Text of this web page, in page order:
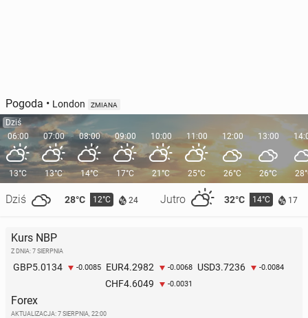
Pogoda • London ZMIANA
Dziś
06:00
13°C
Dziś 28°C 12°C 24 Jutro 32°C 14°C 17
07:00
13°C
08:00
14°C
09:00
17°C
10:00
21°C
11:00
25°C
12:00
26°C
13:00
26°C
Kurs NBP
Z DNIA: 7 SIERPNIA
GBP5.0134 -0.0085 EUR4.2982 -0.0068 USD3.7236 -0.0084
CHF4.6049 -0.0031
Forex
AKTUALIZACJA: 7 SIERPNIA, 22:00